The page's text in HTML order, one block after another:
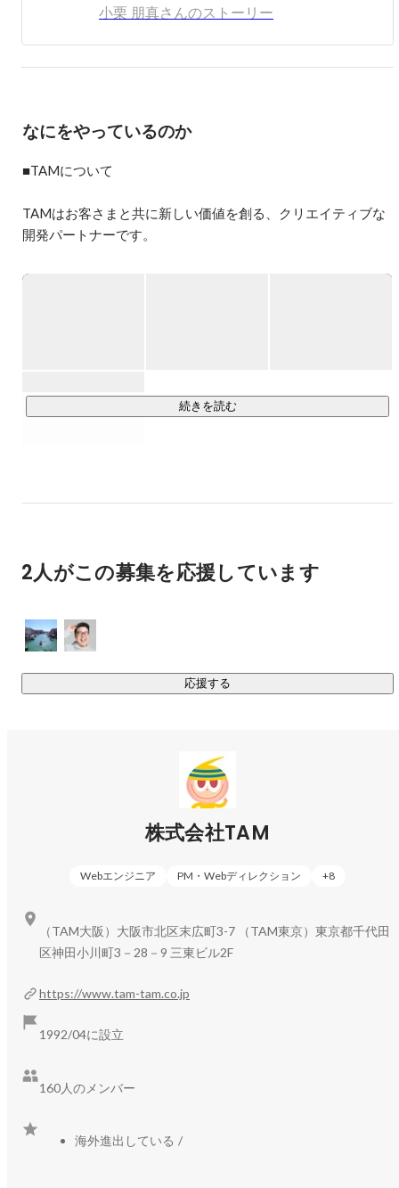
小栗 朋真さんのストーリー
なにをやっているのか
■TAMについて
TAMはお客さまと共に新しい価値を創る、クリエイティブな
開発パートナーです。
運用まで伴走し、DX（デジタルトランスフォーメーション）
は楽しみながら使い倒す！
●「その仕事や会社が好き・共感できる」
●「お客様にとって役立ち、成果に繋がる」「自分のスキルが
●インターナルなホスピタリティ（いつも誰かが見守ってくれ
ている）環境で育まれる「オーナーシップ」「自発性」を、
■ 事務所と在籍スタッフ数
TAMグループは約160名です。
* 大阪（扇町）65名
* シンガポール 8名
* ロンドン8名
* 台湾6名
* アメリカ（ハワイ）1名
フがリモートワークしています。
続きを読む
2人がこの募集を応援しています
応援する
株式会社TAM
Webエンジニア PM・Webディレクション +8
https://www.tam-tam.co.jp
1992/04に設立
160人のメンバー
海外進出している /
（TAM大阪）大阪市北区末広町3-7 （TAM東京）東京都千代田
区神田小川町3－28－9 三東ビル2F